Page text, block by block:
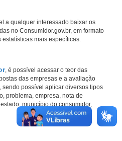
a qualquer interessado baixar os
no Consumidor.gov.br, em formato
mais específicas.
, é possível acessar o teor das
das empresas e a avaliação
possível aplicar diversos tipos
problema, empresa, nota de
município do consumidor,